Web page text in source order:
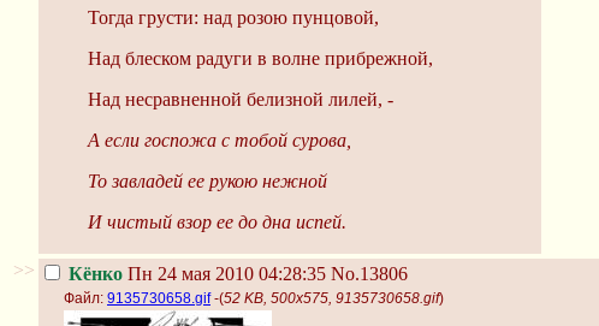
Тогда грусти: над розою пунцовой,
Над блеском радуги в волне прибрежной,
Над несравненной белизной лилей, -
А если госпожа с тобой сурова,
То завладей ее рукою нежной
И чистый взор ее до дна испей.
>> Кёнко Пн 24 мая 2010 04:28:35 No.13806
Файл: 9135730658.gif-(52 KB, 500x575, 9135730658.gif)